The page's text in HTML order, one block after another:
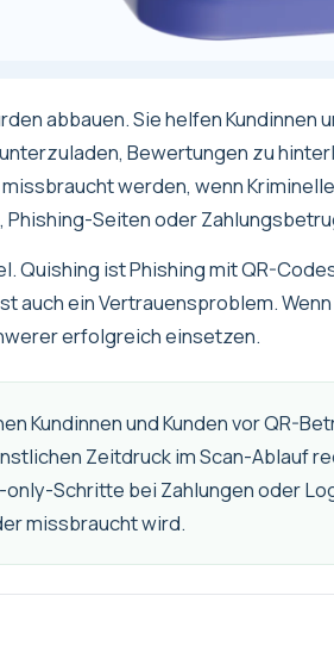
abbauen. Sie helfen Kundinnen
Bewertungen zu
werden, wenn
Seiten oder
Quishing ist Phishing mit QR-
auch ein Vertrauensproblem.
erfolgreich einsetzen.
Kundinnen und Kunden vor QR-
Zeitdruck im Scan-Ablauf
Schritte bei Zahlungen oder
missbraucht wird.